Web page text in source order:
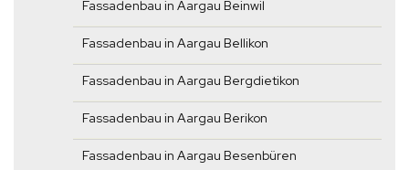
Fassadenbau in Aargau Beinwil
Fassadenbau in Aargau Bellikon
Fassadenbau in Aargau Bergdietikon
Fassadenbau in Aargau Berikon
Fassadenbau in Aargau Besenbüren